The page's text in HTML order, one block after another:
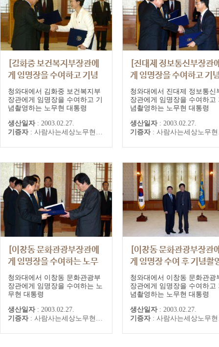
[김화중 보건복지부장관에
게 임명장을 수여하고 기념
촬영하는 노무현 대통령]
청와대에서 김화중 보건복지부
장관에게 임명장을 수여하고 기
념촬영하는 노무현 대통령
생산일자 : 2003.02.27.
기증자 : 사람사는세상노무현재단
[진대제 정보통신부장관
게 임명장을 수여하고 기
촬영하는 노무현 대통령]
청와대에서 진대제 정보통신
장관에게 임명장을 수여하고
념촬영하는 노무현 대통령
생산일자 : 2003.02.27.
기증자 : 사람사는세상노무현재단
[이창동 문화관광부장관에
게 임명장을 수여하는 노무
현 대통령]
청와대에서 이창동 문화관광부
장관에게 임명장을 수여하는 노
무현 대통령
생산일자 : 2003.02.27.
기증자 : 사람사는세상노무현재단
[이창동 문화관광부장관
게 임명장 수여 후 기념촬
하는 노무현 대통령]
청와대에서 이창동 문화관광
장관에게 임명장을 수여하고
념촬영하는 노무현 대통령
생산일자 : 2003.02.27.
기증자 : 사람사는세상노무현재단